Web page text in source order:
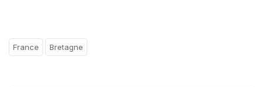
France Bretagne